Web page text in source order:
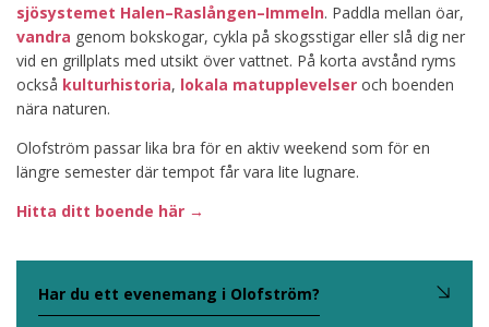
sjösystemet Halen–Raslången–Immeln. Paddla mellan öar,
vandra genom bokskogar, cykla på skogsstigar eller slå dig ner
vid en grillplats med utsikt över vattnet. På korta avstånd ryms
också kulturhistoria, lokala matupplevelser och boenden
nära naturen.
Olofström passar lika bra för en aktiv weekend som för en
längre semester där tempot får vara lite lugnare.
Hitta ditt boende här →
Har du ett evenemang i Olofström?